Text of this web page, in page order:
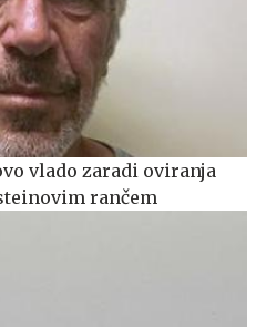
vlado zaradi oviranja
rančem